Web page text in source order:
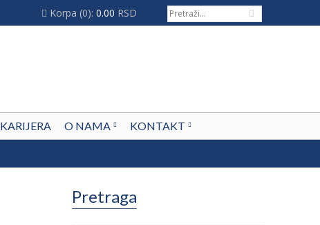
Korpa (0): 0.00 RSD
KARIJERA O NAMA KONTAKT
Pretraga